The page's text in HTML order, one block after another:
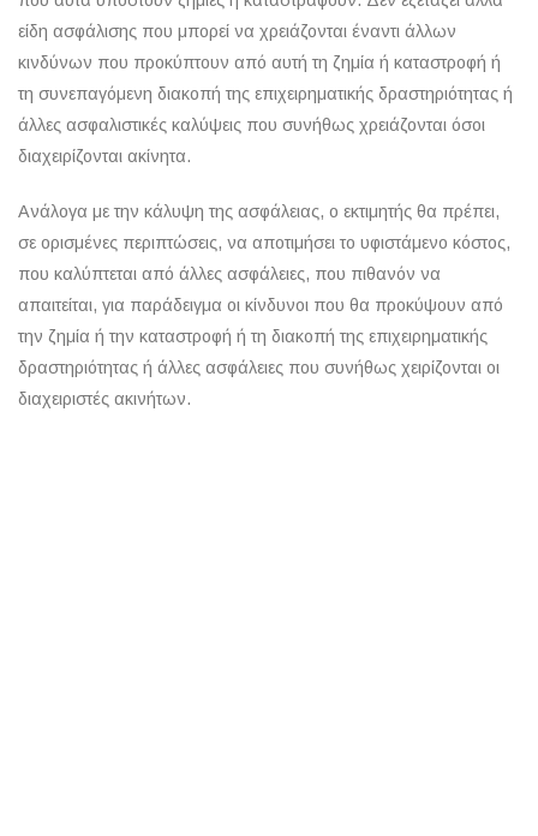
είδη ασφάλισης που μπορεί να χρειάζονται έναντι άλλων
κινδύνων που προκύπτουν από αυτή τη ζημία ή καταστροφή ή
τη συνεπαγόμενη διακοπή της επιχειρηματικής δραστηριότητας ή
άλλες ασφαλιστικές καλύψεις που συνήθως χρειάζονται όσοι
διαχειρίζονται ακίνητα.
Ανάλογα με την κάλυψη της ασφάλειας, ο εκτιμητής θα πρέπει,
σε ορισμένες περιπτώσεις, να αποτιμήσει το υφιστάμενο κόστος,
που καλύπτεται από άλλες ασφάλειες, που πιθανόν να
απαιτείται, για παράδειγμα οι κίνδυνοι που θα προκύψουν από
την ζημία ή την καταστροφή ή τη διακοπή της επιχειρηματικής
δραστηριότητας ή άλλες ασφάλειες που συνήθως χειρίζονται οι
διαχειριστές ακινήτων.